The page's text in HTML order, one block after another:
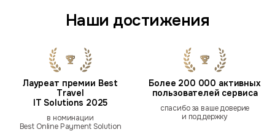
Наши достижения
Лауреат премии Best
Travel
IT Solutions 2025
в номинации
Best Online Payment Solution
Более 200 000 активных
пользователей сервиса
спасибо за ваше доверие
и поддержку